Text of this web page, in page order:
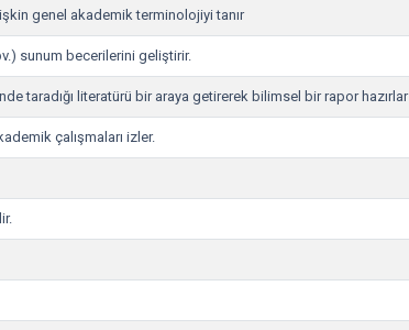
genel akademik terminolojiyi tanır
sunum becerilerini geliştirir.
taradığı literatürü bir araya getirerek bilimsel bir rapor hazırlar
çalışmaları izler.